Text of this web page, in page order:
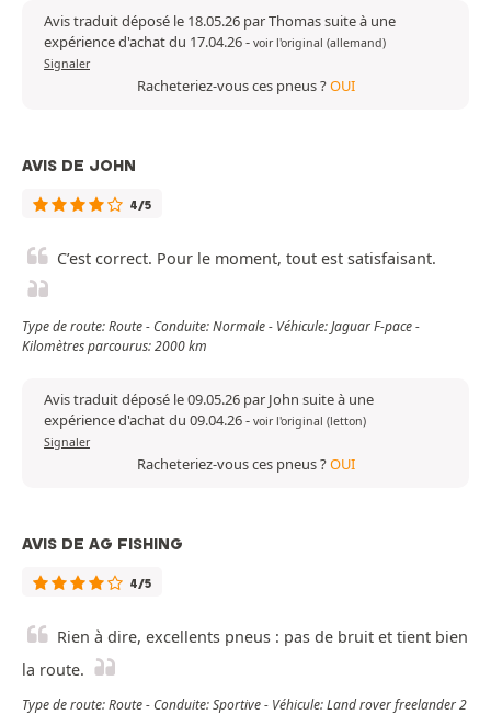
Avis traduit déposé le 18.05.26 par Thomas suite à une
expérience d'achat du 17.04.26- voir l'original (allemand)
Signaler
Racheteriez-vous ces pneus ?OUI
AVIS DE JOHN
4/5
C’est correct. Pour le moment, tout est satisfaisant.
Type de route: Route - Conduite: Normale - Véhicule: Jaguar F-pace -
Kilomètres parcourus: 2000 km
Avis traduit déposé le 09.05.26 par John suite à une
expérience d'achat du 09.04.26- voir l'original (letton)
Signaler
Racheteriez-vous ces pneus ?OUI
AVIS DE AG FISHING
4/5
Rien à dire, excellents pneus : pas de bruit et tient bien
la route.
Type de route: Route - Conduite: Sportive - Véhicule: Land rover freelander 2